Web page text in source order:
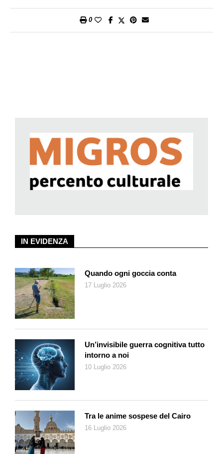
elaborazione uditiva. La lunghezza prevista è da 1 a 60 minuti,
sconfinato?». Potranno concorrere opere audio non puramente
musicali (documentari, fiction o sperimentali), performance dal
vivo, formati interattivi, live-podcast, itinerari acustici e
Soundwalks o altri formati innovativi (Anche formati online)
oppure Idee formative nell’ambito dell’audio (per
0
IN EVIDENZA
Quando ogni goccia conta
17 Luglio 2026
Un’invisibile guerra cognitiva tutto
intorno a noi
10 Luglio 2026
Tra le anime sospese del Cairo
16 Luglio 2026